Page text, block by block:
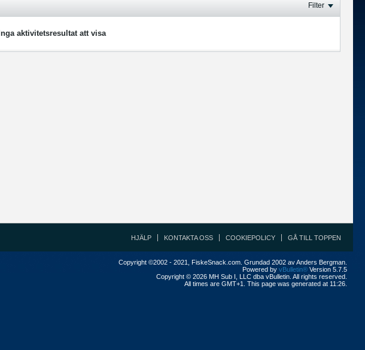
Filter
Inga aktivitetsresultat att visa
HJÄLP KONTAKTA OSS COOKIEPOLICY GÅ TILL TOPPEN
Copyright ©2002 - 2021, FiskeSnack.com. Grundad 2002 av Anders Bergman.
Powered by vBulletin® Version 5.7.5
Copyright © 2026 MH Sub I, LLC dba vBulletin. All rights reserved.
All times are GMT+1. This page was generated at 11:26.